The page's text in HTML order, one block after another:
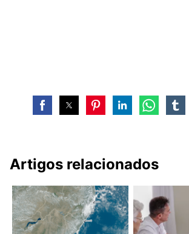
Artigos relacionados